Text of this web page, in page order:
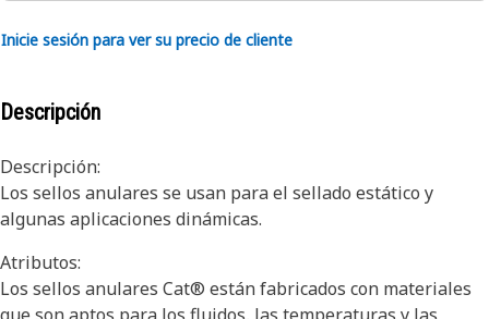
Inicie sesión para ver su precio de cliente
Descripción
Descripción:
Los sellos anulares se usan para el sellado estático y
algunas aplicaciones dinámicas.
Atributos:
Los sellos anulares Cat® están fabricados con materiales